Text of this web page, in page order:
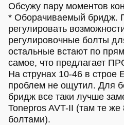
Обсужу пару моментов
* Оборачиваемый бридж.
регулировать
регулировочные болты
остальные встают по
самое, что предлагает
На струнах 10-46 в строе
проблем не ощутил. Для
бридж все таки лучше
Tonepros AVT-II (там те
болтами).